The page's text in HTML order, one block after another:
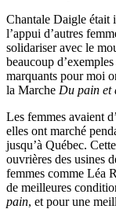
Chantale Daigle était
l’appui d’autres
solidariser avec le
beaucoup
marquants pour moi
la Marche Du pain et
Les femmes avaient
elles ont marché
jusqu’à Québec.
ouvrières des usines
femmes comme Léa
de meilleures
pain, et pour une